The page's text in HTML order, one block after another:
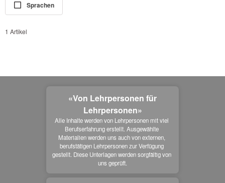
Sprachen
1 Artikel
«Von Lehrpersonen für
Lehrpersonen»
Alle Inhalte werden von Lehrpersonen mit viel
Berufserfahrung erstellt. Ausgewählte
Materialien werden uns auch von externen,
berufstätigen Lehrpersonen zur Verfügung
gestellt. Diese Unterlagen werden sorgfältig von
uns geprüft.